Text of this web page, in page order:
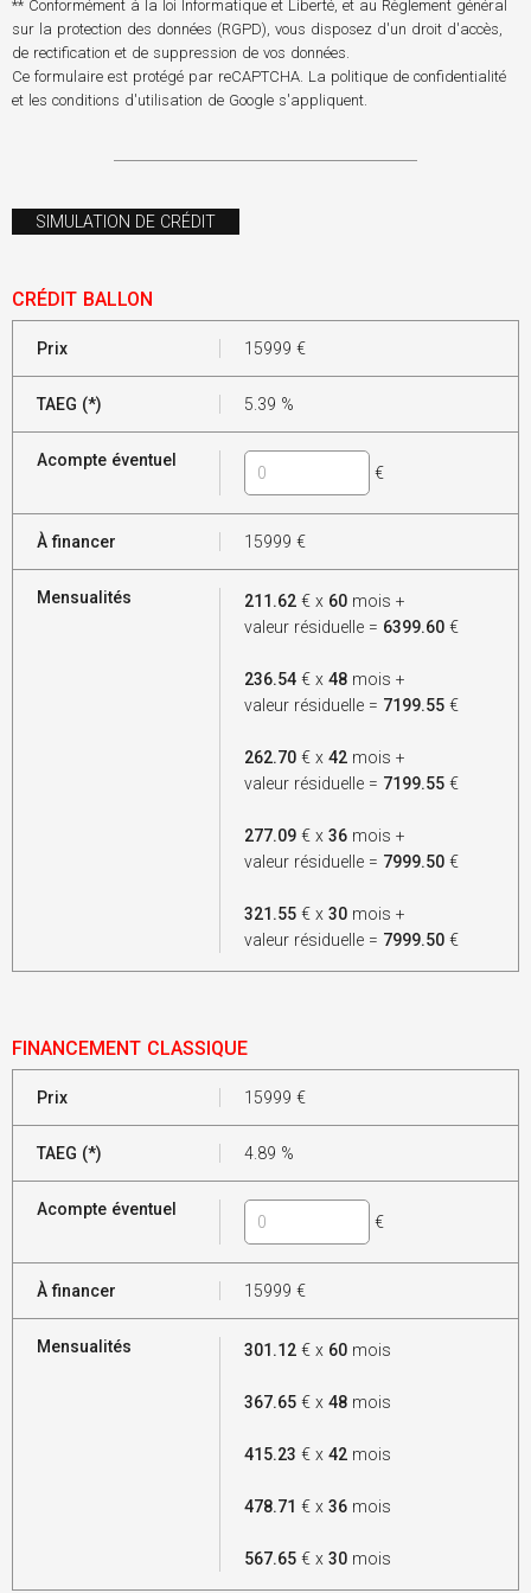
** Conformément à la loi Informatique et Liberté, et au Règlement général
sur la protection des données (RGPD), vous disposez d'un droit d'accès,
de rectification et de suppression de vos données.
Ce formulaire est protégé par reCAPTCHA. La politique de confidentialité
et les conditions d'utilisation de Google s'appliquent.
SIMULATION DE CRÉDIT
CRÉDIT BALLON
Prix 15999 €
TAEG (*) 5.39 %
Acompte éventuel
€
À financer 15999 €
Mensualités 211.62 € x 60 mois +
valeur résiduelle = 6399.60 €
236.54 € x48 mois +
valeur résiduelle = 7199.55 €
262.70 € x42 mois +
valeur résiduelle = 7199.55 €
277.09 € x36 mois +
valeur résiduelle = 7999.50 €
321.55 € x30 mois +
valeur résiduelle = 7999.50 €
FINANCEMENT CLASSIQUE
Prix 15999 €
TAEG (*) 4.89 %
Acompte éventuel
€
À financer 15999 €
Mensualités 301.12 € x 60 mois
367.65 € x48 mois
415.23 € x42 mois
478.71 € x36 mois
567.65 € x30 mois